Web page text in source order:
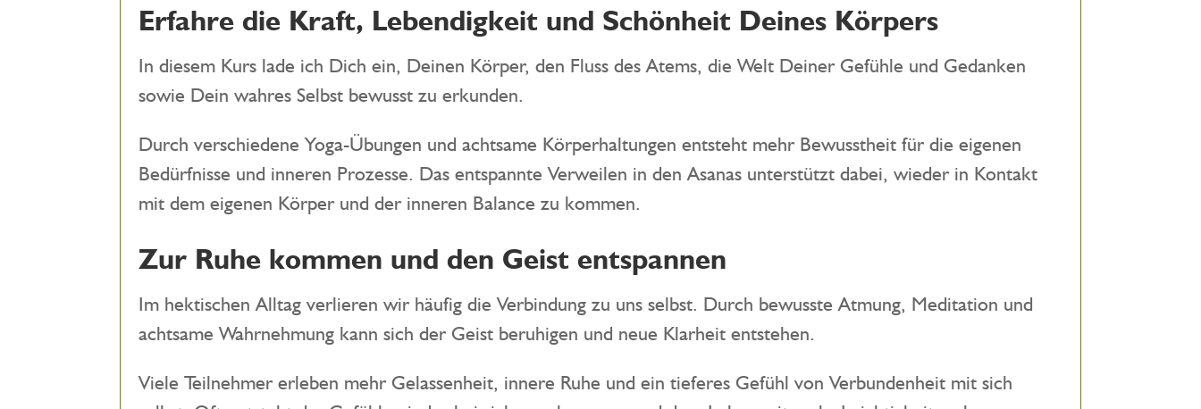
Erfahre die Kraft, Lebendigkeit und Schönheit Deines Körpers
In diesem Kurs lade ich Dich ein, Deinen Körper, den Fluss des Atems, die Welt Deiner Gefühle und Gedanken
sowie Dein wahres Selbst bewusst zu erkunden.
Durch verschiedene Yoga-Übungen und achtsame Körperhaltungen entsteht mehr Bewusstheit für die eigenen
Bedürfnisse und inneren Prozesse. Das entspannte Verweilen in den Asanas unterstützt dabei, wieder in Kontakt
mit dem eigenen Körper und der inneren Balance zu kommen.
Zur Ruhe kommen und den Geist entspannen
Im hektischen Alltag verlieren wir häufig die Verbindung zu uns selbst. Durch bewusste Atmung, Meditation und
achtsame Wahrnehmung kann sich der Geist beruhigen und neue Klarheit entstehen.
Viele Teilnehmer erleben mehr Gelassenheit, innere Ruhe und ein tieferes Gefühl von Verbundenheit mit sich